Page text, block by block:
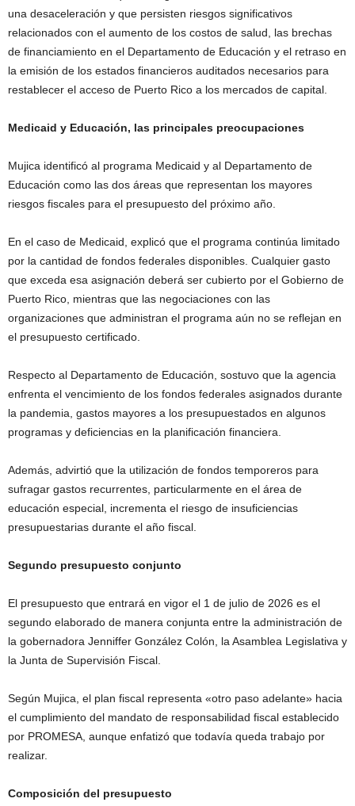
una desaceleración y que persisten riesgos significativos
relacionados con el aumento de los costos de salud, las brechas
de financiamiento en el Departamento de Educación y el retraso en
la emisión de los estados financieros auditados necesarios para
restablecer el acceso de Puerto Rico a los mercados de capital.
Medicaid y Educación, las principales preocupaciones
Mujica identificó al programa Medicaid y al Departamento de
Educación como las dos áreas que representan los mayores
riesgos fiscales para el presupuesto del próximo año.
En el caso de Medicaid, explicó que el programa continúa limitado
por la cantidad de fondos federales disponibles. Cualquier gasto
que exceda esa asignación deberá ser cubierto por el Gobierno de
Puerto Rico, mientras que las negociaciones con las
organizaciones que administran el programa aún no se reflejan en
el presupuesto certificado.
Respecto al Departamento de Educación, sostuvo que la agencia
enfrenta el vencimiento de los fondos federales asignados durante
la pandemia, gastos mayores a los presupuestados en algunos
programas y deficiencias en la planificación financiera.
Además, advirtió que la utilización de fondos temporeros para
sufragar gastos recurrentes, particularmente en el área de
educación especial, incrementa el riesgo de insuficiencias
presupuestarias durante el año fiscal.
Segundo presupuesto conjunto
El presupuesto que entrará en vigor el 1 de julio de 2026 es el
segundo elaborado de manera conjunta entre la administración de
la gobernadora Jenniffer González Colón, la Asamblea Legislativa y
la Junta de Supervisión Fiscal.
Según Mujica, el plan fiscal representa «otro paso adelante» hacia
el cumplimiento del mandato de responsabilidad fiscal establecido
por PROMESA, aunque enfatizó que todavía queda trabajo por
realizar.
Composición del presupuesto